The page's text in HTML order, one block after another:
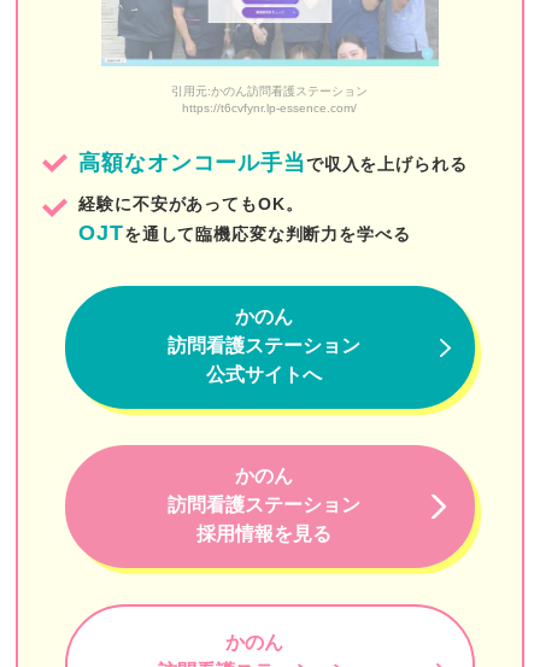
九段訪問看護ステーション
まつり訪問看護ステーション
LCC訪問看護ステーション
さわやか訪問看護ステーション
アップルパイ訪問看護ステーション
ホームナースステーションin芝公園
目黒中央訪問看護ステーション
フレアス訪問看護ステーション
いきいきSUN訪問看護リハビリステーション
みかん訪問看護リハビリテーションFASCIA
おうちにかえろう。病院
引用元:かのん訪問看護ステーション
https://t6cvfynr.lp-essence.com/
高額なオンコール手当で収入を上げられる
経験に不安があってもOK。
OJTを通して臨機応変な判断力を学べる
かのん
訪問看護ステーション
公式サイトへ
かのん
訪問看護ステーション
採用情報を見る
かのん